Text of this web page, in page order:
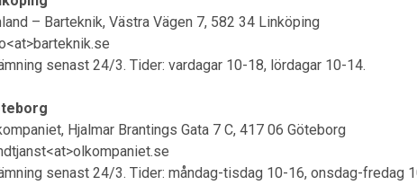
– Barteknik, Västra Vägen 7, 582 34 Linköping
senast 24/3. Tider: vardagar 10-18, lördagar 10-14.
Hjalmar Brantings Gata 7 C, 417 06 Göteborg
senast 24/3. Tider: måndag-tisdag 10-16, onsdag-fredag